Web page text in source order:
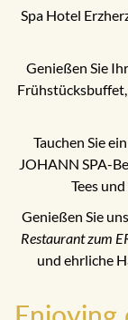
Spa Hotel
Genießen Sie
Tauchen Sie
JOHANN SPA-
Tees
Genießen Sie
Restaurant zum
und ehrliche